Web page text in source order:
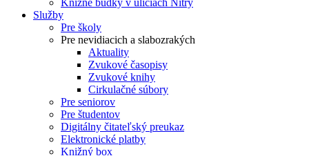
Knižné búdky v uliciach Nitry
Služby
Pre školy
Pre nevidiacich a slabozrakých
Aktuality
Zvukové časopisy
Zvukové knihy
Cirkulačné súbory
Pre seniorov
Pre študentov
Digitálny čitateľský preukaz
Elektronické platby
Knižný box